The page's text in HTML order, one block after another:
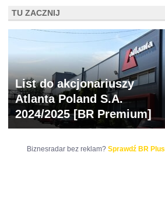
TU ZACZNIJ
List do akcjonariuszy
Atlanta Poland S.A.
2024/2025 [BR Premium]
Biznesradar bez reklam? Sprawdź BR Plus